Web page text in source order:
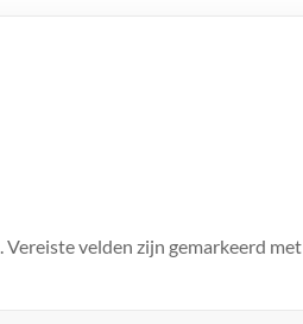
Vereiste velden zijn gemarkeerd met